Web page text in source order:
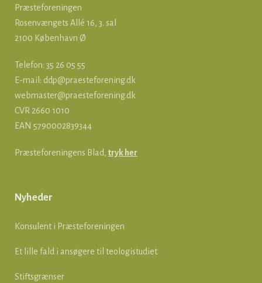
Præsteforeningen
Rosenvængets Allé 16, 3. sal
2100 København Ø
Telefon: 35 26 05 55
E-mail: ddp@praesteforening.dk
webmaster@praesteforening.dk
CVR 2660 1010
EAN 5790002839344
Præsteforeningens Blad, tryk her
Nyheder
Konsulent i Præsteforeningen
Et lille fald i ansøgere til teologistudiet
Stiftsgrænser